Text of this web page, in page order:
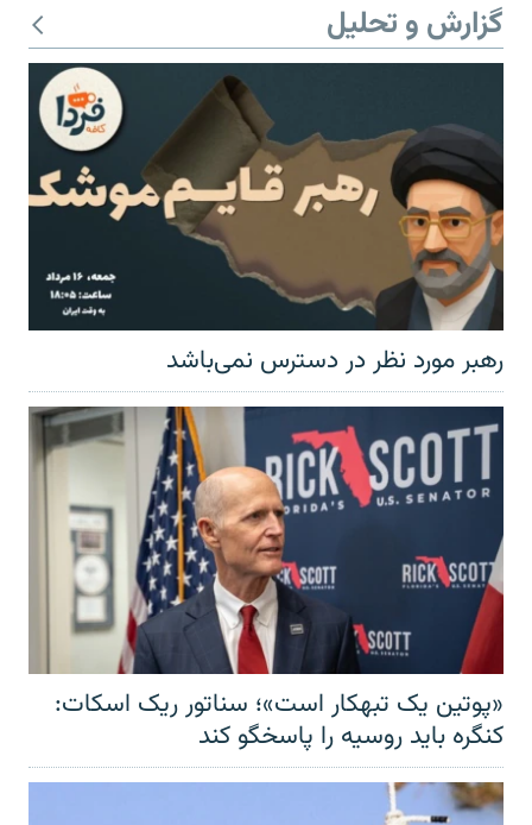
گزارش و تحلیل
رهبر مورد نظر در دسترس نمی‌باشد
«پوتین یک تبهکار است»؛ سناتور ریک اسکات:
کنگره باید روسیه را پاسخگو کند